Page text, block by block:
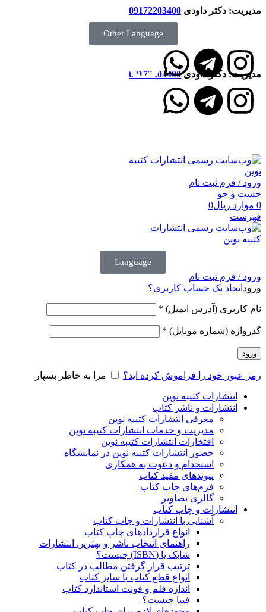
مدیریت: دکتر داودی 09172203400
Other Language
مدیریت: دکتر داودی09172203400
ورود / فرم ثبت نام
جست و جو
0 موارد ریال0
فهرست
Language
ورود / فرم ثبت نام
ورود ایجاد یک حساب کاربری؟
نام کاربری (آدرس ایمیل) *
گذرواژه (شماره موبایل) *
ورود
رمز عبور خود را فراموش کرده اید؟ مرا به خاطر بسپار
انتشارات کتیبه نوین
انتشارات و ناشر کتاب
معرفی انتشارات کتیبه نوین
مدیریت و خدمات انتشارات کتیبه نوین
افتخارات انتشارات کتیبه نوین
حضور انتشارات کتیبه نوین در نمایشگاه‌
استخدام و دعوت به همکاری
پیوندهای مفید کتاب
فرم‌های چاپ کتاب
گالری تصاویر
انتشارات و چاپ کتاب
آشنایی با انتشارات و چاپ کتاب
انواع قراردادهای چاپ کتاب
راهنمای انتخاب ناشر و بهترین انتشارات
شابک یا (ISBN) چیست؟
ترتیب قرار گرفتن مطالب در کتاب
انواع قطع کتاب یا سایز کتاب
اندازه قلم و فونت استاندارد کتاب
فیپا چیست؟